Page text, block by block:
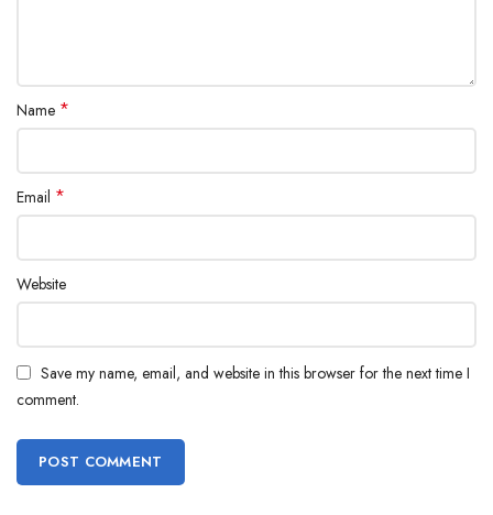
Name *
Email *
Website
Save my name, email, and website in this browser for the next time I
comment.